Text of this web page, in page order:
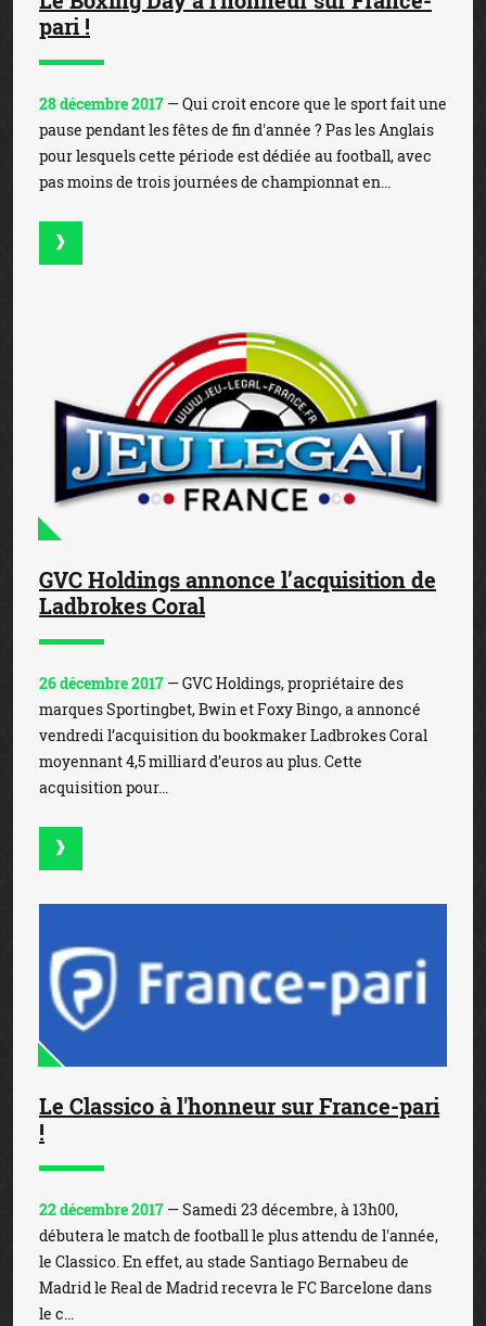
pari !
28 décembre 2017 — Qui croit encore que le sport fait une
pause pendant les fêtes de fin d'année ? Pas les Anglais
pour lesquels cette période est dédiée au football, avec
pas moins de trois journées de championnat en...
GVC Holdings annonce l’acquisition de
Ladbrokes Coral
26 décembre 2017 — GVC Holdings, propriétaire des
marques Sportingbet, Bwin et Foxy Bingo, a annoncé
vendredi l’acquisition du bookmaker Ladbrokes Coral
moyennant 4,5 milliard d’euros au plus. Cette
acquisition pour...
Le Classico à l'honneur sur France-pari
!
22 décembre 2017 — Samedi 23 décembre, à 13h00,
débutera le match de football le plus attendu de l'année,
le Classico. En effet, au stade Santiago Bernabeu de
Madrid le Real de Madrid recevra le FC Barcelone dans
le c...